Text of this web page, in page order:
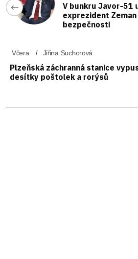
V bunkru Javor-51
exprezident
bezpečnosti
Včera Jiřina Suchorová
Plzeňská záchranná stanice
desítky poštolek a rorýsů